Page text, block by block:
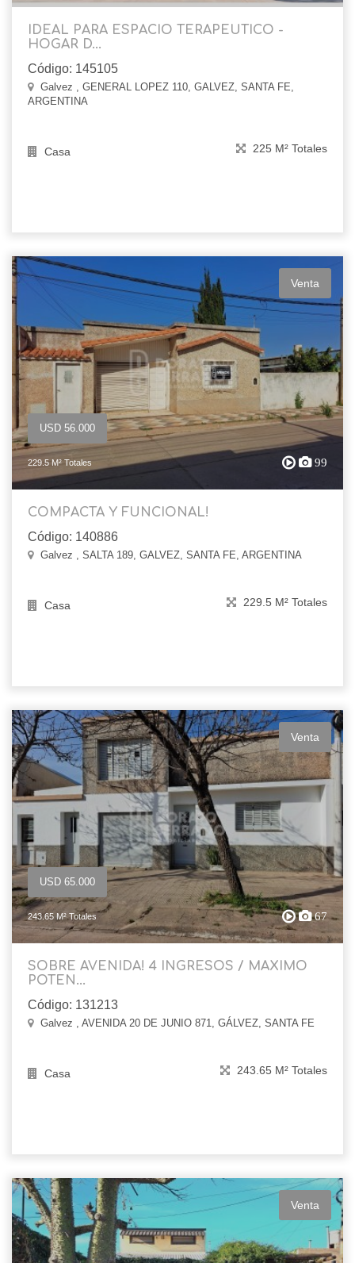
IDEAL PARA ESPACIO TERAPEUTICO -
HOGAR D...
Código: 145105
Galvez , GENERAL LOPEZ 110, GALVEZ, SANTA FE,
ARGENTINA
Casa 225 M² Totales
Venta
USD 56.000
229.5 M² Totales 99
COMPACTA Y FUNCIONAL!
Código: 140886
Galvez , SALTA 189, GALVEZ, SANTA FE, ARGENTINA
Casa 229.5 M² Totales
Venta
USD 65.000
243.65 M² Totales 67
SOBRE AVENIDA! 4 INGRESOS / MAXIMO
POTEN...
Código: 131213
Galvez , AVENIDA 20 DE JUNIO 871, GÁLVEZ, SANTA FE
Casa 243.65 M² Totales
Venta